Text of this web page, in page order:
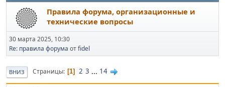
Правила форума, организационные и
технические вопросы
30 марта 2025, 10:30
Re: правила форума отfidel
ВНИЗ Страницы 1 2 3 ... 14